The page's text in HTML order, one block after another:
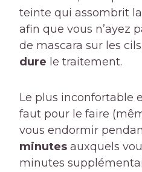
teinte qui assombrit
afin que vous n’ayez
de mascara sur les cils.
dure le traitement.
Le plus inconfortable
faut pour le faire
vous endormir
minutes auxquels
minutes